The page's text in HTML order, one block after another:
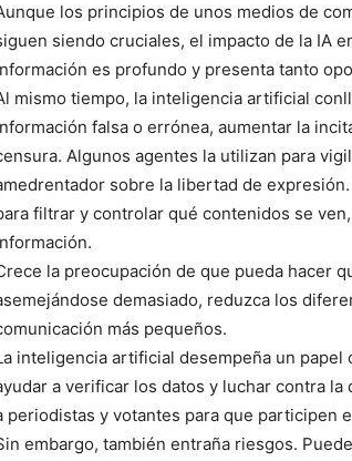
los principios de unos medios de
siendo cruciales, el impacto de la IA
es profundo y presenta tanto
mismo tiempo, la inteligencia artificial
falsa o errónea, aumentar la
Algunos agentes la utilizan para
sobre la libertad de
filtrar y controlar qué contenidos se
la preocupación de que pueda hacer
demasiado, reduzca los
más pequeños.
inteligencia artificial desempeña un papel
a verificar los datos y luchar contra
periodistas y votantes para que participen
embargo, también entraña riesgos.